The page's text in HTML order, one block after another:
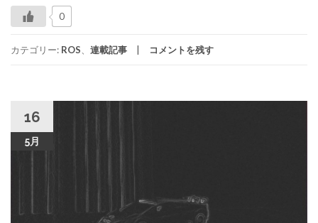
0
カテゴリー: ROS、 連載記事 コメントを残す
16
5月